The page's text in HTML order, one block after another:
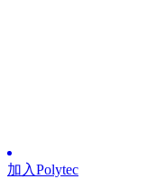
加入Polytec